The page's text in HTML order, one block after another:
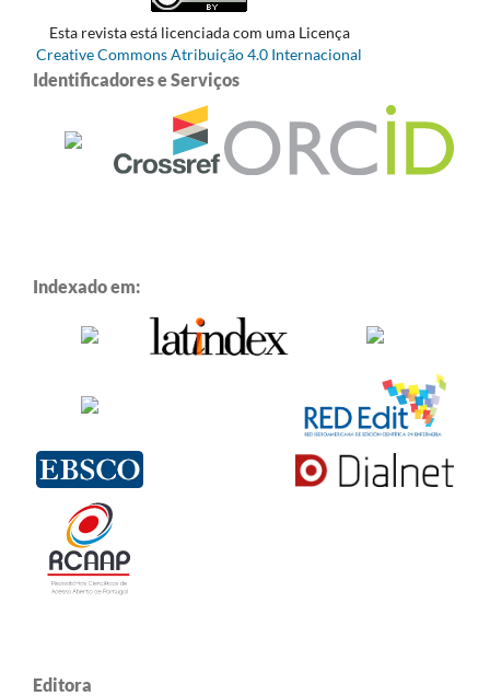
Esta revista está licenciada com uma Licença
Creative Commons Atribuição 4.0 Internacional
Identificadores e Serviços
Indexado em:
Editora